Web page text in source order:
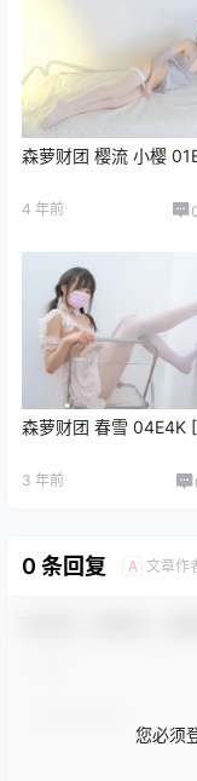
森萝财团 樱流 小樱
4 年前
森萝财团 春雪 04E4K
3 年前
0 条回复 A 文章作
您必须